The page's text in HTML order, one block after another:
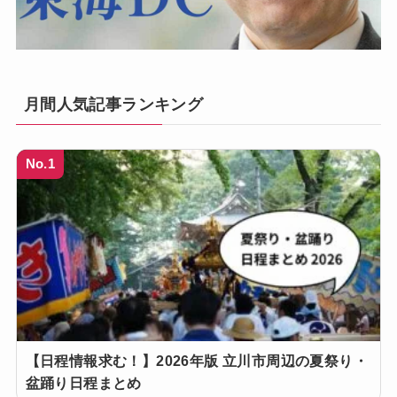
月間人気記事ランキング
No.1
【日程情報求む！】2026年版 立川市周辺の夏祭り・
盆踊り日程まとめ